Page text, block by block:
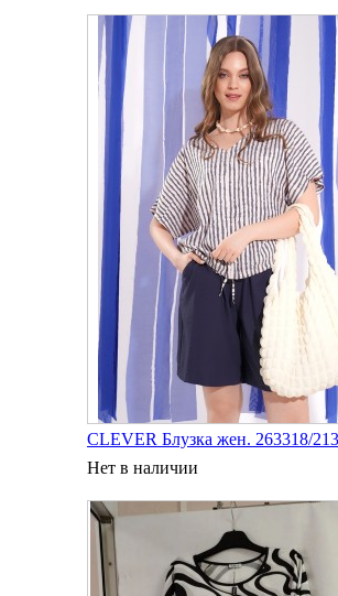
CLEVER Блузка жен. 263318/
Нет в наличии